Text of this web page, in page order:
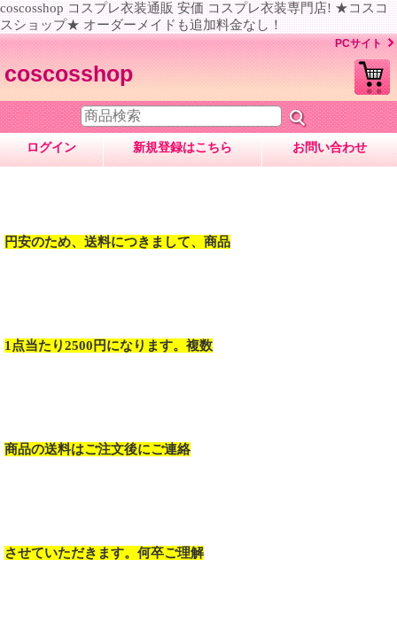
coscosshop コスプレ衣装通販 安価 コスプレ衣装専門店! ★コスコ
スショップ★ オーダーメイドも追加料金なし！
PCサイト
coscosshop
ログイン 新規登録はこちら お問い合わせ
円安のため、送料につきまして、商品
1点当たり2500円になります。複数
商品の送料はご注文後にご連絡
させていただきます。何卒ご理解